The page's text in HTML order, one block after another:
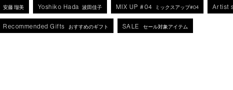
安藤 瑠美 Yoshiko Hada 波田佳子 MIX UP #04 ミックスアップ#04 Artist
Recommended Gifts おすすめのギフト SALE セール対象アイテム